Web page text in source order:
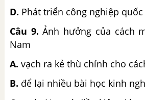
D. Phát triển công nghiệp
Câu 9.Ảnh hưởng của cách
Nam
A. vạch ra kẻ thù chính cho
B. để lại nhiều bài học kinh